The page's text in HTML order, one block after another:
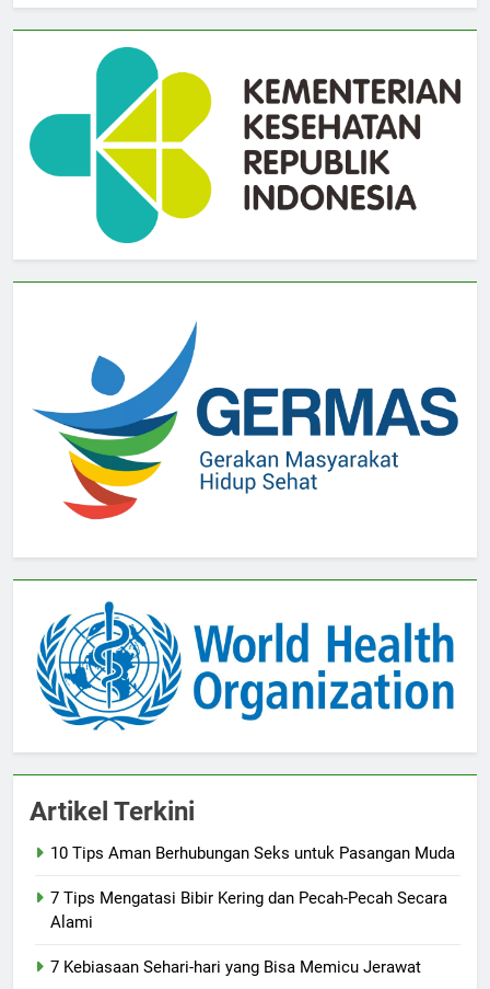
Artikel Terkini
10 Tips Aman Berhubungan Seks untuk Pasangan Muda
7 Tips Mengatasi Bibir Kering dan Pecah-Pecah Secara
Alami
7 Kebiasaan Sehari-hari yang Bisa Memicu Jerawat